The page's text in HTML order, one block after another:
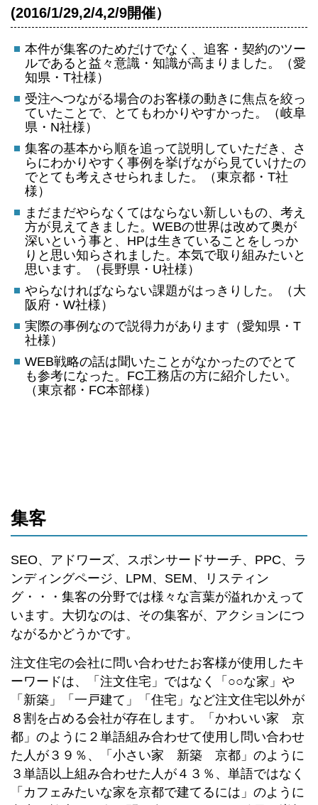
(2016/1/29,2/4,2/9開催）
本件が集客のためだけでなく、追客・契約のツー
ルであると益々意識・知識が高まりました。（愛
知県・T社様）
受注へつながる場合のお客様の動きに焦点を絞っ
ていたことで、とてもわかりやすかった。（岐阜
県・N社様）
集客の基本から順を追って説明していただき、さ
らにわかりやすく事例を挙げながら見ていけたの
でとても考えさせられました。（東京都・T社
様）
まだまだやらなくてはならない新しいもの、考え
方が見えてきました。WEBの世界は改めて奥が
深いという事と、HPは生きていることをしっか
りと思い知らされました。本気で取り組みたいと
思います。（長野県・U社様）
やらなければならない課題がはっきりした。（大
阪府・W社様）
実際の事例なので説得力があります（愛知県・T
社様）
WEB戦略の話は聞いたことがなかったのでとて
も参考になった。FC工務店の方に紹介したい。
（東京都・FC本部様）
集客
SEO、アドワーズ、スポンサードサーチ、PPC、ラ
ンディングページ、LPM、SEM、リスティン
グ・・・集客の分野では様々な言葉が溢れかえって
います。大切なのは、その集客が、アクションにつ
ながるかどうかです。
注文住宅の会社に問い合わせたお客様が使用したキ
ーワードは、「注文住宅」ではなく「○○な家」や
「新築」「一戸建て」「住宅」など注文住宅以外が
８割を占める会社が存在します。「かわいい家 京
都」のように２単語組み合わせて使用し問い合わせ
た人が３９％、「小さい家 新築 京都」のように
３単語以上組み合わせた人が４３％、単語ではなく
「カフェみたいな家を京都で建てるには」のように